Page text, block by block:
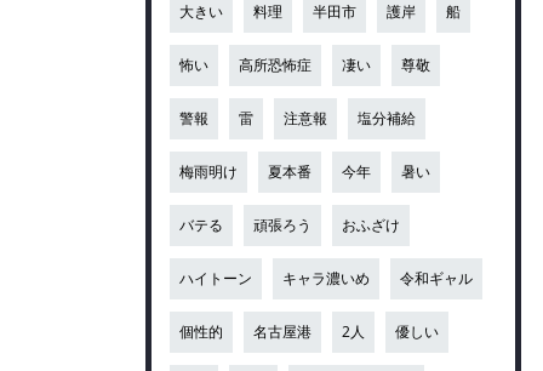
大きい 料理 半田市 護岸 船
怖い 高所恐怖症 凄い 尊敬
警報 雷 注意報 塩分補給
梅雨明け 夏本番 今年 暑い
バテる 頑張ろう おふざけ
ハイトーン キャラ濃いめ 令和ギャル
個性的 名古屋港 2人 優しい